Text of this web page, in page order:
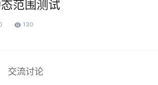
范围测试
130
交流讨论